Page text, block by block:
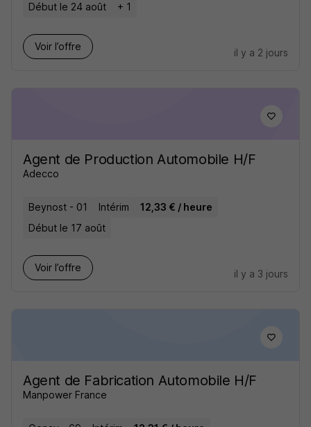
Début le 24 août
+ 1
Voir l’offre
il y a 2 jours
Agent de Production Automobile H/F
Adecco
Beynost - 01 Intérim
12,33 € / heure
Début le 17 août
Voir l’offre
il y a 3 jours
Agent de Fabrication Automobile H/F
Manpower France